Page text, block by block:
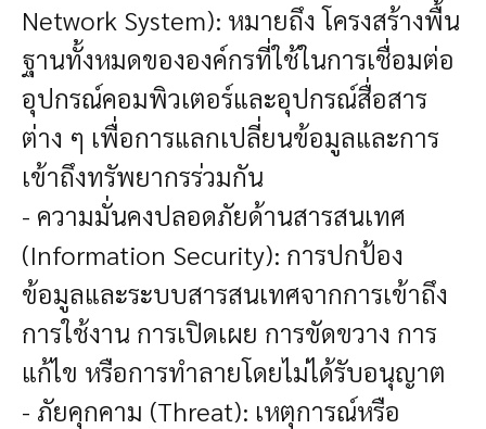
Network System): หมายถึง โครงสร้างพื้น
ฐานทั้งหมดขององค์กรที่ใช้ในการเชื่อมต่อ
อุปกรณ์คอมพิวเตอร์และอุปกรณ์สื่อสาร
ต่าง ๆ เพื่อการแลกเปลี่ยนข้อมูลและการ
เข้าถึงทรัพยากรร่วมกัน
- ความมั่นคงปลอดภัยด้านสารสนเทศ
(Information Security): การปกป้อง
ข้อมูลและระบบสารสนเทศจากการเข้าถึง
การใช้งาน การเปิดเผย การขัดขวาง การ
แก้ไข หรือการทำลายโดยไม่ได้รับอนุญาต
- ภัยคุกคาม (Threat): เหตุการณ์หรือ